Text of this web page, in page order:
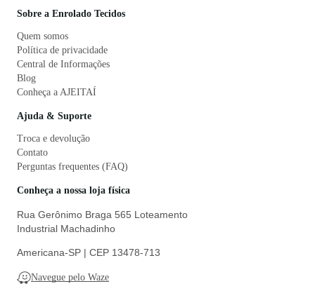
Sobre a Enrolado Tecidos
Quem somos
Política de privacidade
Central de Informações
Blog
Conheça a AJEITAÍ
Ajuda & Suporte
Troca e devolução
Contato
Perguntas frequentes (FAQ)
Conheça a nossa loja física
Rua Gerônimo Braga 565 Loteamento
Industrial Machadinho
Americana-SP | CEP 13478-713
Navegue pelo Waze